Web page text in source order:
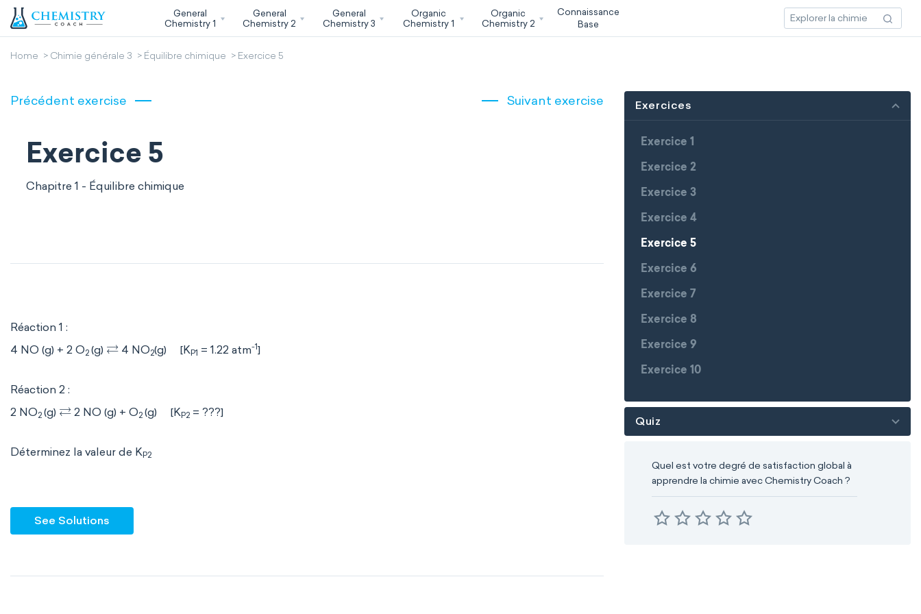
General
Chemistry 1
General
Chemistry 2
General
Chemistry 3
Organic
Chemistry 1
Organic
Chemistry 2
Connaissance
Base
Home Chimie générale 3 Équilibre chimique Exercice 5
Précédent exercise Suivant exercise
Exercice 5
Chapitre 1 - Équilibre chimique
Réaction 1 :
4 NO (g) + 2 O2 (g) ⇄ 4 NO2(g) [KP1 = 1.22 atm-1]
Réaction 2 :
2 NO2 (g) ⇄ 2 NO (g) + O2(g) [KP2 = ???]
Déterminez la valeur de KP2
See Solutions
Exercices
Exercice 1
Exercice 2
Exercice 3
Exercice 4
Exercice 5
Exercice 6
Exercice 7
Exercice 8
Exercice 9
Exercice 10
Quiz
Quel est votre degré de satisfaction global à
apprendre la chimie avec Chemistry Coach ?